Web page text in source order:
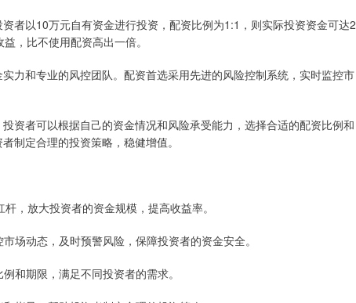
者以10万元自有资金进行投资，配资比例为1:1，则实际投资资金可达2
，比不使用配资高出一倍。
力和专业的风控团队。配资首选采用先进的风险控制系统，实时监控市
资者可以根据自己的资金情况和风险承受能力，选择合适的配资比例和
制定合理的投资策略，稳健增值。
，放大投资者的资金规模，提高收益率。
场动态，及时预警风险，保障投资者的资金安全。
和期限，满足不同投资者的需求。